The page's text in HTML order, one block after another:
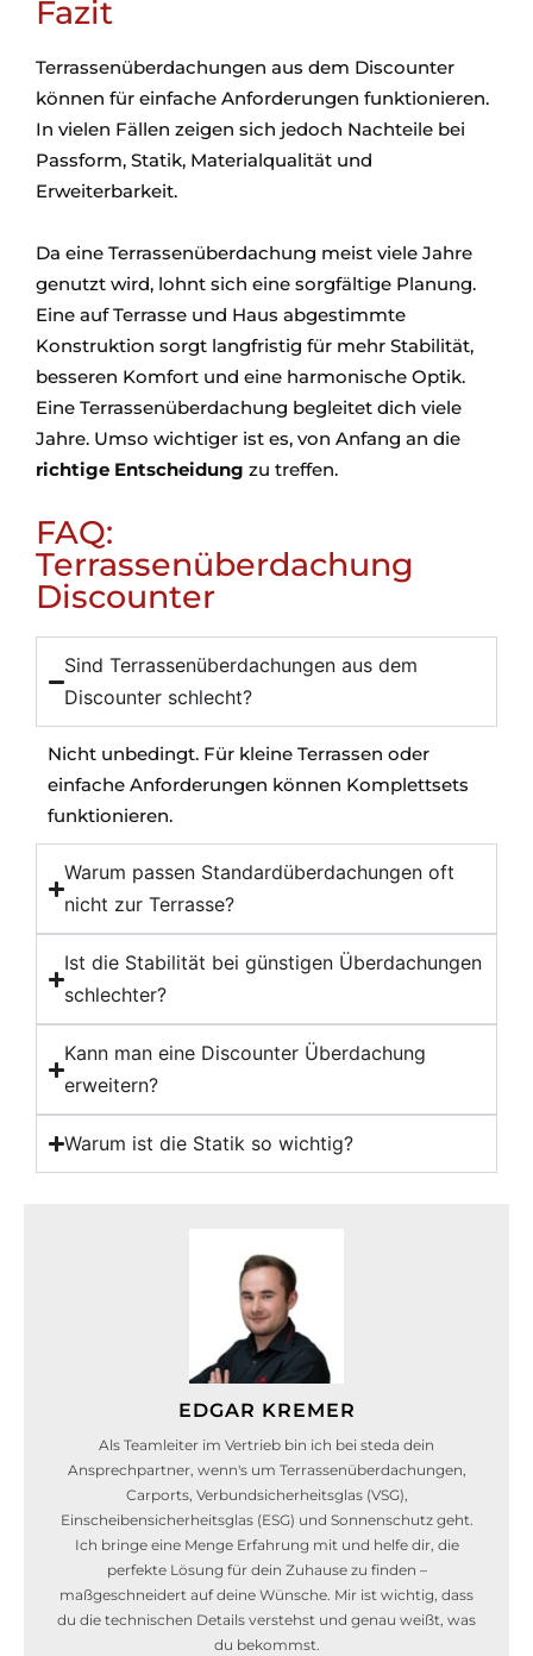
Fazit
Terrassenüberdachungen aus dem Discounter
können für einfache Anforderungen funktionieren.
In vielen Fällen zeigen sich jedoch Nachteile bei
Passform, Statik, Materialqualität und
Erweiterbarkeit.
Da eine Terrassenüberdachung meist viele Jahre
genutzt wird, lohnt sich eine sorgfältige Planung.
Eine auf Terrasse und Haus abgestimmte
Konstruktion sorgt langfristig für mehr Stabilität,
besseren Komfort und eine harmonische Optik.
Eine Terrassenüberdachung begleitet dich viele
Jahre. Umso wichtiger ist es, von Anfang an die
richtige Entscheidung zu treffen.
FAQ:
Terrassenüberdachung
Discounter
Sind Terrassenüberdachungen aus dem
Discounter schlecht?
Nicht unbedingt. Für kleine Terrassen oder
einfache Anforderungen können Komplettsets
funktionieren.
Warum passen Standardüberdachungen oft
nicht zur Terrasse?
Ist die Stabilität bei günstigen Überdachungen
schlechter?
Kann man eine Discounter Überdachung
erweitern?
Warum ist die Statik so wichtig?
EDGAR KREMER
Als Teamleiter im Vertrieb bin ich bei steda dein
Ansprechpartner, wenn's um Terrassenüberdachungen,
Carports, Verbundsicherheitsglas (VSG),
Einscheibensicherheitsglas (ESG) und Sonnenschutz geht.
Ich bringe eine Menge Erfahrung mit und helfe dir, die
perfekte Lösung für dein Zuhause zu finden –
maßgeschneidert auf deine Wünsche. Mir ist wichtig, dass
du die technischen Details verstehst und genau weißt, was
du bekommst.